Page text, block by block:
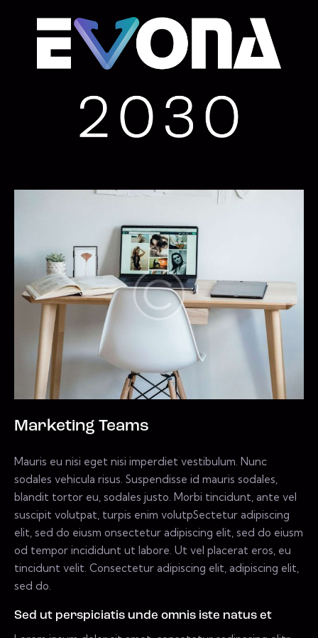
Marketing Teams
Mauris eu nisi eget nisi imperdiet vestibulum. Nunc
sodales vehicula risus. Suspendisse id mauris sodales,
blandit tortor eu, sodales justo. Morbi tincidunt, ante vel
suscipit volutpat, turpis enim volutpSectetur adipiscing
elit, sed do eiusm onsectetur adipiscing elit, sed do eiusm
od tempor incididunt ut labore. Ut vel placerat eros, eu
tincidunt velit. Consectetur adipiscing elit, adipiscing elit,
sed do.
Sed ut perspiciatis unde omnis iste natus et